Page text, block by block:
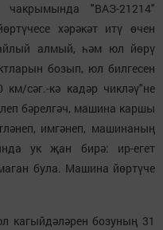
"ВАЗ-21214"
хәрәкәт итү өчен
алмый, һәм юл йөрү
бозып, юл билгесен
сәг.-кә кадәр чикләү"не
бәрелгәч, машина каршы
имгәнеп, машинаның
ук җан бирә: ир-егет
була. Машина йөртүче
кагыйдәләрен бозуның 31